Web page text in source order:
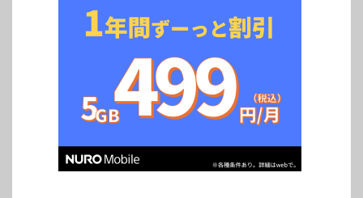
る俳優・中村倫也。そして令和版「東京ラ
ブストーリー」での赤名リカ役が話題の石
ールー刑事Yの反乱ー」の立花恵理。「映
像研には...